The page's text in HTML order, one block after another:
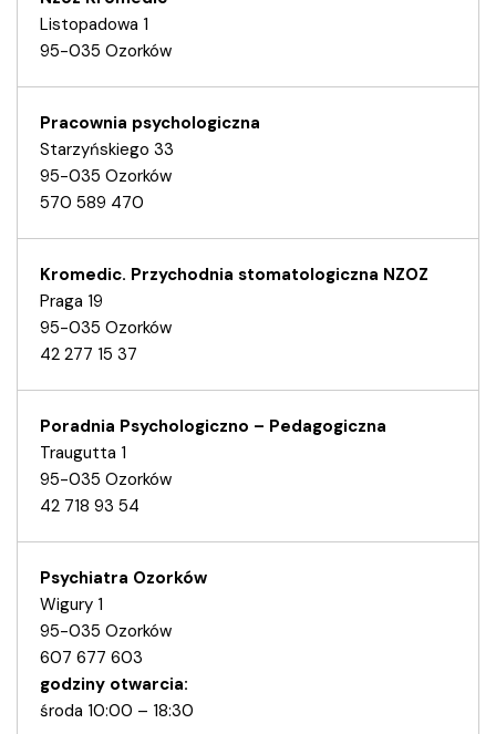
Listopadowa 1
95-035 Ozorków
Pracownia psychologiczna
Starzyńskiego 33
95-035 Ozorków
570 589 470
Kromedic. Przychodnia stomatologiczna NZOZ
Praga 19
95-035 Ozorków
42 277 15 37
Poradnia Psychologiczno – Pedagogiczna
Traugutta 1
95-035 Ozorków
42 718 93 54
Psychiatra Ozorków
Wigury 1
95-035 Ozorków
607 677 603
godziny otwarcia:
środa 10:00 – 18:30